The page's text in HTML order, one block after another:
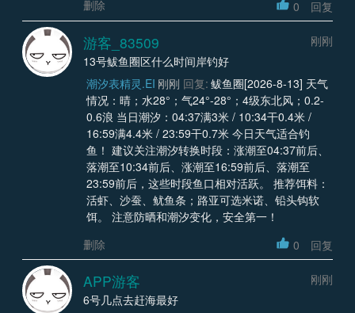
删除
0 回复
游客_83509
刚刚
13号鲅鱼圈区什么时间岸钓好
潮汐表精灵.EI 刚刚 回复: 鲅鱼圈[2026-8-13] 天气
情况：晴；水28°；气24°-28°；4级东北风；0.2-
0.6浪 当日潮汐：04:37满3米 / 10:34干0.4米 /
16:59满4.4米 / 23:59干0.7米 今日天气适合钓
鱼！ 建议关注潮汐转换时段：涨潮至04:37前后、
落潮至10:34前后、涨潮至16:59前后、落潮至
23:59前后，这些时段鱼口相对活跃。 推荐饵料：
活虾、沙蚕、鱿鱼条；路亚可选米诺、铅头钩软
饵。 注意防晒和潮汐变化，安全第一！
删除
0 回复
APP游客
刚刚
6号几点去赶海最好